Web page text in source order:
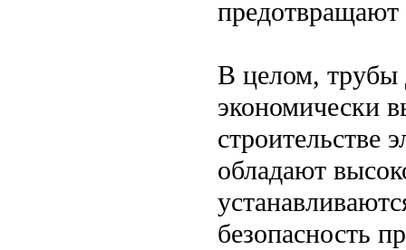
предотвращают
В целом, трубы
экономически
строительстве
обладают
безопасность